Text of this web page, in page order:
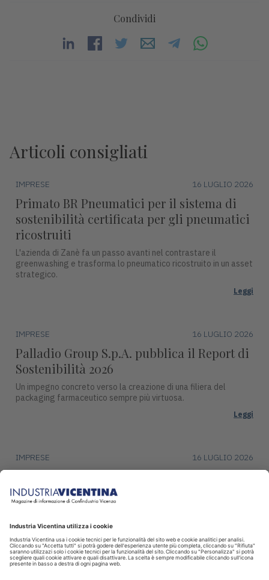
Condividi
Articoli consigliati
IMPRESE 16 LUGLIO 2026
Primato BR Pneumatici per il sistema di
sostenibilità certificata per gli pneumatici
ricostruiti
L'azienda di Zanè fa un passo avanti nel contrastare il
greenwashing e trasforma lo pneumatico ricostruito in un asset
strategico.
Leggi
IMPRESE 16 LUGLIO 2026
Palladio Group S.p.A. pubblica il Report di
Sostenibilità 2026
Un impegno concreto verso la creazione di una filiera del
packaging farmaceutico sempre più virtuosa.
Leggi
IMPRESE 16 LUGLIO 2026
dentistico del futuro
intelligenti per il settore dentale.
Leggi